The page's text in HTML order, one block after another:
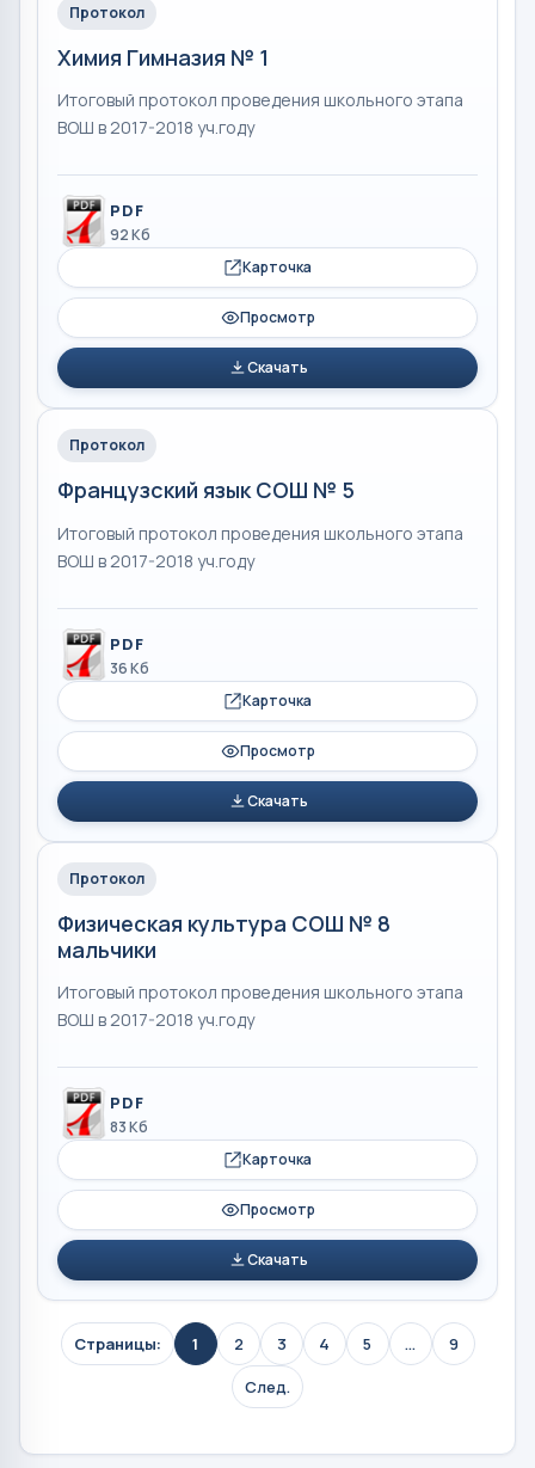
Протокол
Химия Гимназия № 1
Итоговый протокол проведения школьного этапа
ВОШ в 2017-2018 уч.году
PDF
92 Кб
Карточка
Просмотр
Скачать
Протокол
Французский язык СОШ № 5
Итоговый протокол проведения школьного этапа
ВОШ в 2017-2018 уч.году
PDF
36 Кб
Карточка
Просмотр
Скачать
Протокол
Физическая культура СОШ № 8
мальчики
Итоговый протокол проведения школьного этапа
ВОШ в 2017-2018 уч.году
PDF
83 Кб
Карточка
Просмотр
Скачать
Страницы: 1 2 3 4 5 ...
9
След.